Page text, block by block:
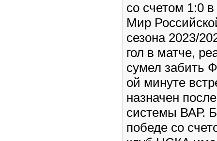
со счетом 1:0
Мир
сезона 2023/
гол в матче,
сумел забить
ой минуте
назначен
системы ВАР.
победе со